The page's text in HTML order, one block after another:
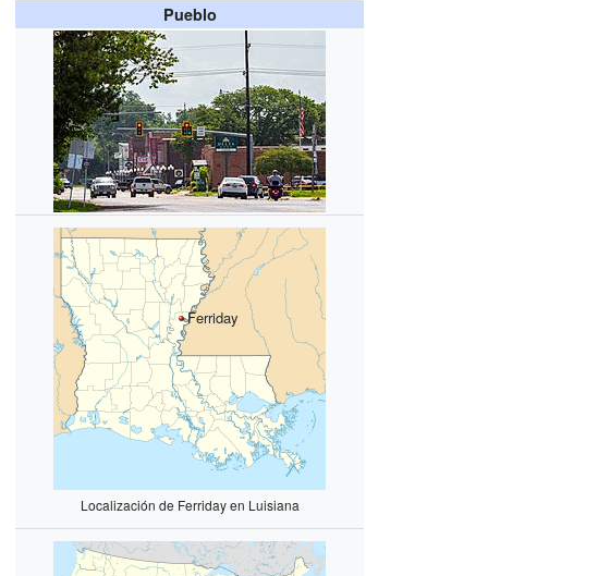
Pueblo
Ferriday
Localización de Ferriday en Luisiana